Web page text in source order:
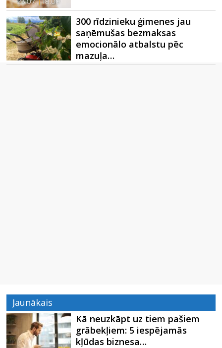
300 rīdzinieku ģimenes jau
saņēmušas bezmaksas
emocionālo atbalstu pēc
mazuļa…
Jaunākais
Kā neuzkāpt uz tiem pašiem
grābekļiem: 5 iespējamās
kļūdas biznesa…